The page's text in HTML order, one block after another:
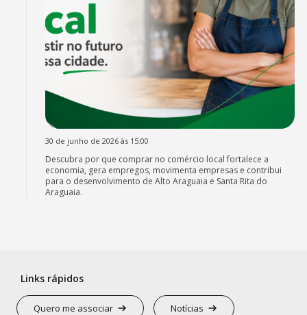
30 de junho de 2026 às 15:00
Descubra por que comprar no comércio local fortalece a
economia, gera empregos, movimenta empresas e contribui
para o desenvolvimento de Alto Araguaia e Santa Rita do
Araguaia.
Links rápidos
Quero me associar Notícias